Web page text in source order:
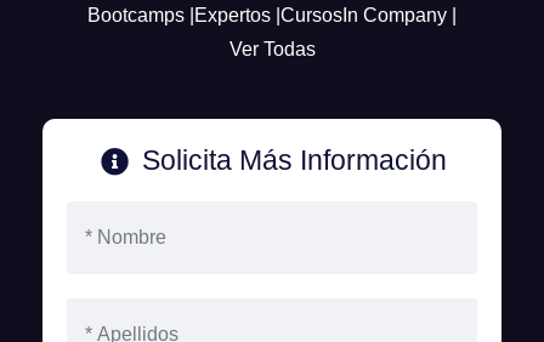
Bootcamps | Expertos | Cursos In Company |
Ver Todas
Solicita Más Información